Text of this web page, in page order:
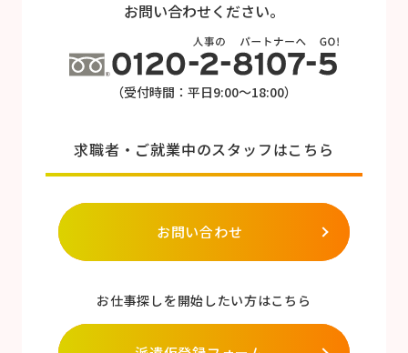
お問い合わせください。
（受付時間：平日9:00～18:00）
求職者・ご就業中のスタッフはこちら
お問い合わせ
お仕事探しを開始したい方はこちら